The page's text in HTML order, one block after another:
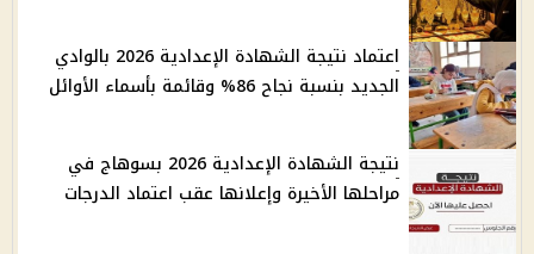
اعتماد نتيجة الشهادة الإعدادية 2026 بالوادي
الجديد بنسبة نجاح 86% وقائمة بأسماء الأوائل
نتيجة الشهادة الإعدادية 2026 بسوهاج في
مراحلها الأخيرة وإعلانها عقب اعتماد الدرجات